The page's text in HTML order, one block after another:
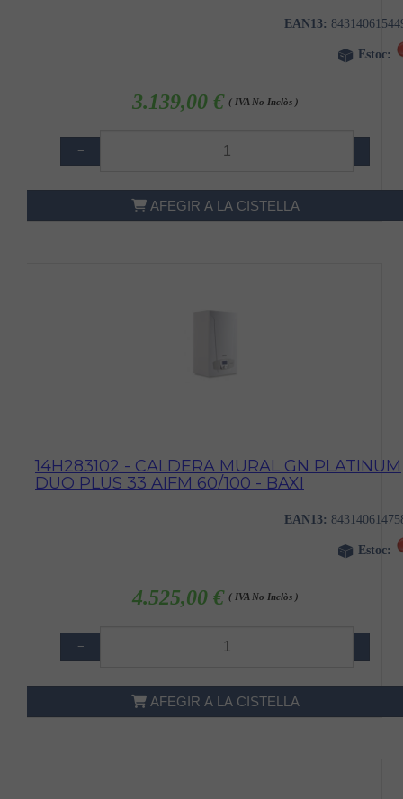
EAN13:
Estoc:
3.139,00 € ( IVA No Inclòs )
−
AFEGIR A LA CISTELLA
14H283102 - CALDERA MURAL GN PLATINUM
DUO PLUS 33 AIFM 60/100 - BAXI
EAN13:
Estoc:
4.525,00 € ( IVA No Inclòs )
−
AFEGIR A LA CISTELLA